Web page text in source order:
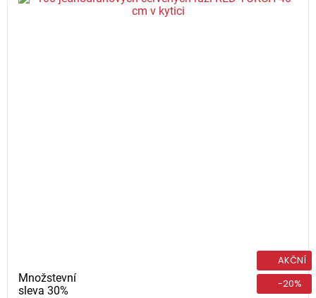
Množstevní
sleva 30%
AKČNÍ
-20%